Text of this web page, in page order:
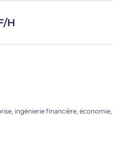
H
ingénierie financière, économie,